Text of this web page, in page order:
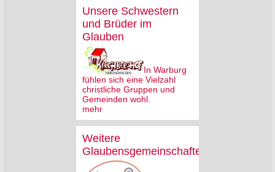
Unsere Schwestern
und Brüder im
Glauben
In Warburg
fühlen sich eine Vielzahl
christliche Gruppen und
Gemeinden wohl.
mehr
Weitere
Glaubensgemeinschaften